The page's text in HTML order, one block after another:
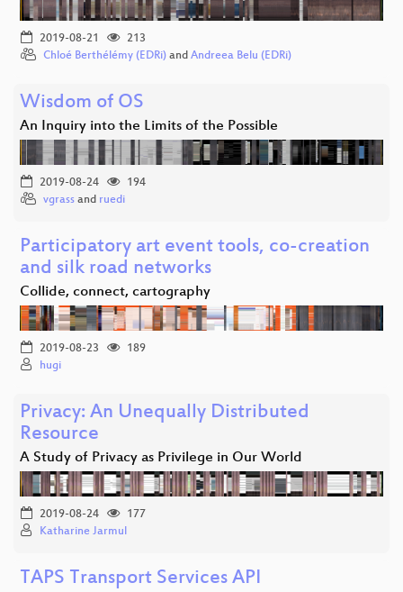
2019-08-21
213
Chloé Berthélémy (EDRi) and Andreea Belu (EDRi)
Wisdom of OS
An Inquiry into the Limits of the Possible
2019-08-24
194
vgrass and ruedi
Participatory art event tools, co-creation
and silk road networks
Collide, connect, cartography
2019-08-23
189
hugi
Privacy: An Unequally Distributed
Resource
A Study of Privacy as Privilege in Our World
2019-08-24
177
Katharine Jarmul
TAPS Transport Services API